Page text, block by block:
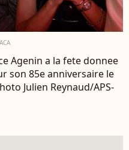
Agenin a la fete donnee
son 85e anniversaire le
Julien Reynaud/APS-